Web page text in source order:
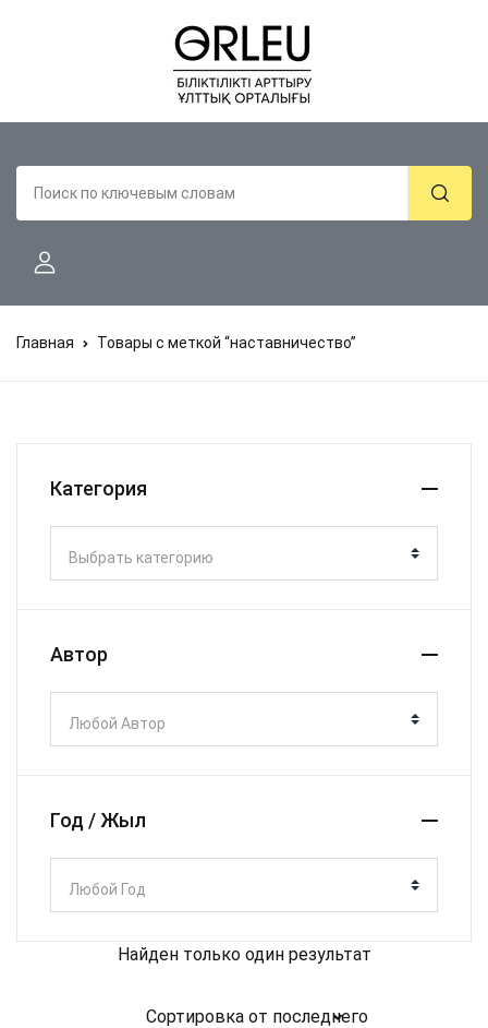
Главная Товары с меткой “наставничество”
Найден только один результат
Сортировка от последнего
Категория
Выбрать категорию
Автор
Любой Автор
Год / Жыл
Любой Год